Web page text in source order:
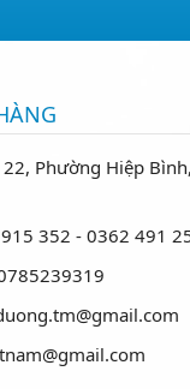
Phường Hiệp Bình,
352 - 0362 491